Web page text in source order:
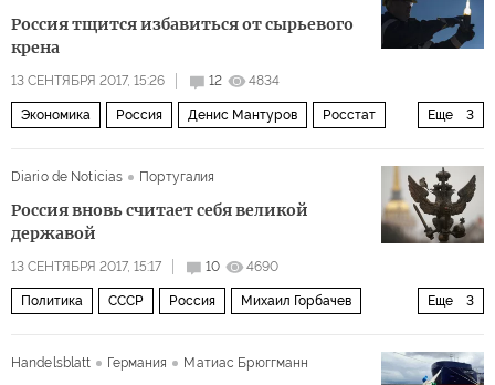
Россия тщится избавиться от сырьевого
крена
13 СЕНТЯБРЯ 2017, 15:26 12 4834
Еще 3
Экономика Россия Денис Мантуров Росстат
Diario de Noticias Португалия
Россия вновь считает себя великой
державой
13 СЕНТЯБРЯ 2017, 15:17 10 4690
Еще 3
Политика СССР Россия Михаил Горбачев
Handelsblatt
Германия Матиас Брюггманн